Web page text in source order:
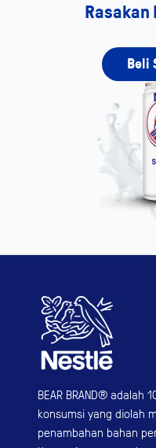
Rasakan
Beli
BEAR BRAND® adalah
konsumsi yang diolah
penambahan bahan